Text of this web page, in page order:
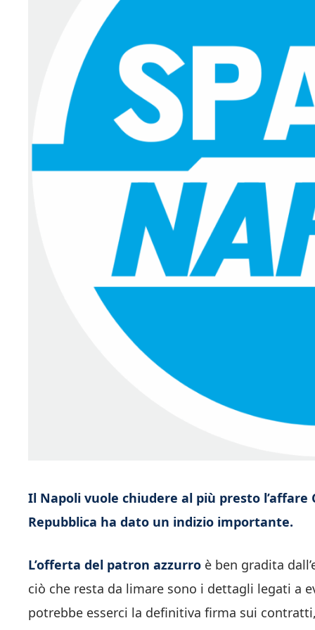
Il Napoli vuole chiudere al più presto
Repubblica ha dato un indizio importante.
L’offerta del patron azzurro è ben gradita
ciò che resta da limare sono i dettagli legati a
potrebbe esserci la definitiva firma sui